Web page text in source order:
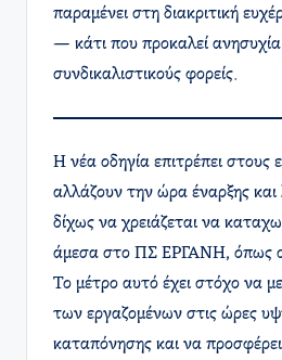
παραμένει στη διακριτική
— κάτι που προκαλεί
συνδικαλιστικούς φορείς.
Η νέα οδηγία επιτρέπει στους
αλλάζουν την ώρα έναρξης και
δίχως να χρειάζεται να
άμεσα στο ΠΣ ΕΡΓΑΝΗ, όπως
Το μέτρο αυτό έχει στόχο να
των εργαζομένων στις ώρες
καταπόνησης και να